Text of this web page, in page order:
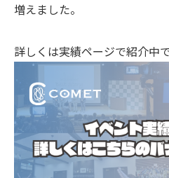
増えました。
詳しくは実績ページで紹介中